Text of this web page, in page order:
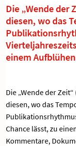
Die „Wende der
diesen, wo das
einem
Die „Wende der
diesen, wo das
Chance lässt, zu
Kommentare,